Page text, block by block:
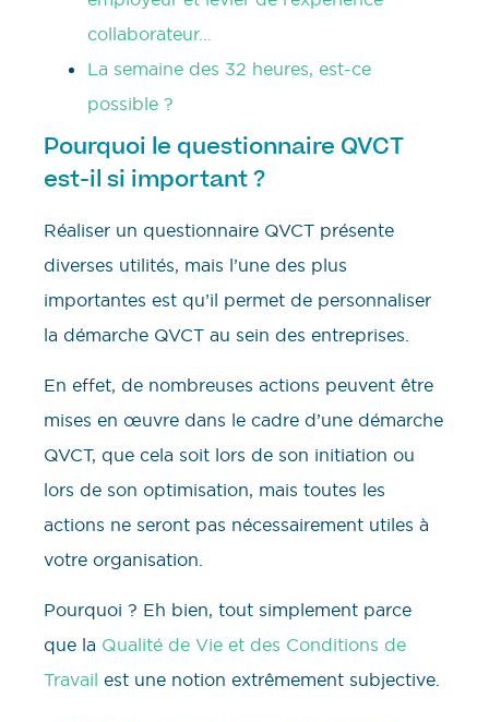
collaborateur…
La semaine des 32 heures, est-ce
possible ?
Pourquoi le questionnaire QVCT
est-il si important ?
Réaliser un questionnaire QVCT présente
diverses utilités, mais l’une des plus
importantes est qu’il permet de personnaliser
la démarche QVCT au sein des entreprises.
En effet, de nombreuses actions peuvent être
mises en œuvre dans le cadre d’une démarche
QVCT, que cela soit lors de son initiation ou
lors de son optimisation, mais toutes les
actions ne seront pas nécessairement utiles à
votre organisation.
Pourquoi ? Eh bien, tout simplement parce
que la Qualité de Vie et des Conditions de
Travail est une notion extrêmement subjective.